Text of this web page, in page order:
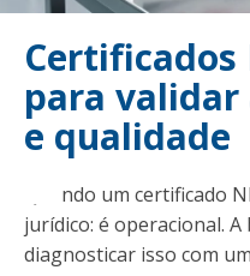
Certificados
para
e qualidade
Quando um certificado
jurídico: é operacional.
diagnosticar isso com